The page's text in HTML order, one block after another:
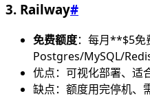
3. Railway#
免费额度：每月**$5
Postgres/MySQL/
优点：可视化部署、适
缺点：额度用完停机、